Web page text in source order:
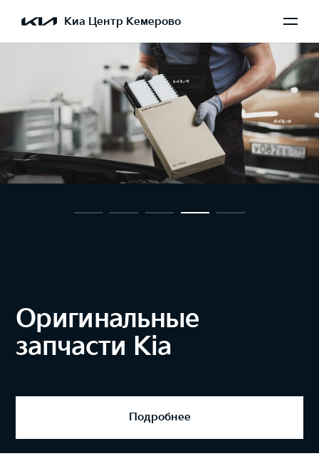
Киа Центр Кемерово
Оригинальные
запчасти Kia
Подробнее